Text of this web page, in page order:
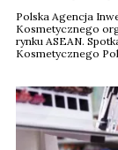
Polska Agencja
Kosmetycznego
rynku ASEAN.
Kosmetycznego